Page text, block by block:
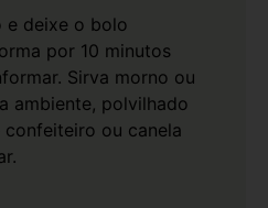
e deixe o bolo
por 10 minutos
Sirva morno ou
ambiente, polvilhado
ou canela